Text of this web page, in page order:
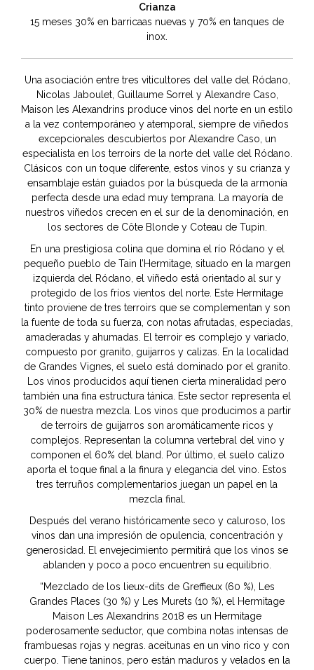
Crianza
15 meses 30% en barricaas nuevas y 70% en tanques de
inox.
Una asociación entre tres viticultores del valle del Ródano,
Nicolas Jaboulet, Guillaume Sorrel y Alexandre Caso,
Maison les Alexandrins produce vinos del norte en un estilo
a la vez contemporáneo y atemporal, siempre de viñedos
excepcionales descubiertos por Alexandre Caso, un
especialista en los terroirs de la norte del valle del Ródano.
Clásicos con un toque diferente, estos vinos y su crianza y
ensamblaje están guiados por la búsqueda de la armonía
perfecta desde una edad muy temprana. La mayoría de
nuestros viñedos crecen en el sur de la denominación, en
los sectores de Côte Blonde y Coteau de Tupin.
En una prestigiosa colina que domina el río Ródano y el
pequeño pueblo de Tain l’Hermitage, situado en la margen
izquierda del Ródano, el viñedo está orientado al sur y
protegido de los fríos vientos del norte. Este Hermitage
tinto proviene de tres terroirs que se complementan y son
la fuente de toda su fuerza, con notas afrutadas, especiadas,
amaderadas y ahumadas. El terroir es complejo y variado,
compuesto por granito, guijarros y calizas. En la localidad
de Grandes Vignes, el suelo está dominado por el granito.
Los vinos producidos aquí tienen cierta mineralidad pero
también una fina estructura tánica. Este sector representa el
30% de nuestra mezcla. Los vinos que producimos a partir
de terroirs de guijarros son aromáticamente ricos y
complejos. Representan la columna vertebral del vino y
componen el 60% del bland. Por último, el suelo calizo
aporta el toque final a la finura y elegancia del vino. Estos
tres terruños complementarios juegan un papel en la
mezcla final.
Después del verano históricamente seco y caluroso, los
vinos dan una impresión de opulencia, concentración y
generosidad. El envejecimiento permitirá que los vinos se
ablanden y poco a poco encuentren su equilibrio.
“Mezclado de los lieux-dits de Greffieux (60 %), Les
Grandes Places (30 %) y Les Murets (10 %), el Hermitage
Maison Les Alexandrins 2018 es un Hermitage
poderosamente seductor, que combina notas intensas de
frambuesas rojas y negras. aceitunas en un vino rico y con
cuerpo. Tiene taninos, pero están maduros y velados en la